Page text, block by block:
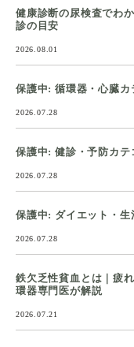
健康診断の尿検査でわ
診の目安
2026.08.01
保護中: 循環器・心臓カ
2026.07.28
保護中: 健診・予防カテ
2026.07.28
保護中: ダイエット・生
2026.07.28
鉄欠乏性貧血とは｜疲
環器専門医が解説
2026.07.21